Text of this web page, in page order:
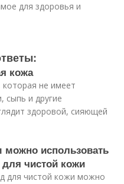
для здоровья и
кожа
не имеет
сыпь и другие
здоровой, сияющей
можно использовать
чистой кожи
для чистой кожи можно